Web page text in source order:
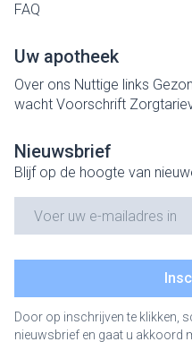
FAQ
Uw apotheek
Over ons Nuttige links
wacht Voorschrift
Nieuwsbrief
Blijf op de hoogte van
Door op inschrijven te klikken,
nieuwsbrief en gaat u akkoord